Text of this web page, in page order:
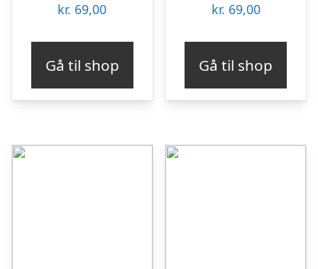
kr. 69,00
Gå til shop
kr. 69,00
Gå til shop